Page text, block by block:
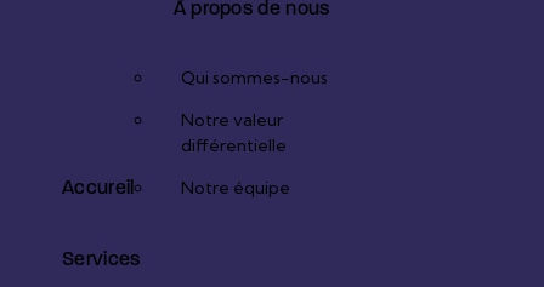
Accureil
À propos de nous
Qui sommes-nous
Notre valeur
différentielle
Notre équipe
Services